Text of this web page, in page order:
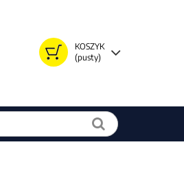
KOSZYK
(pusty)